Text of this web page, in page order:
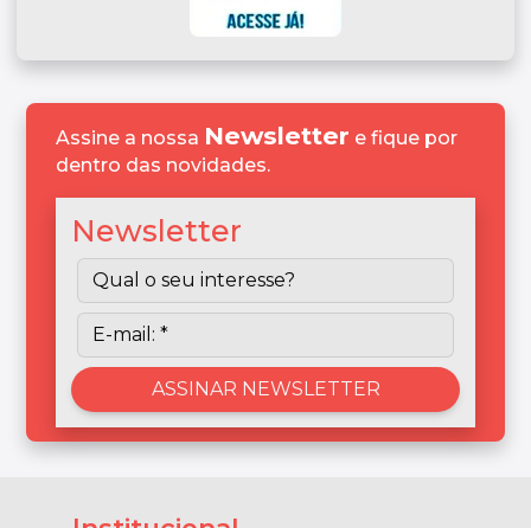
Assine a nossa Newsletter e fique por
dentro das novidades.
Newsletter